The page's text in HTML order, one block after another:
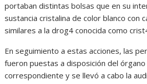
portaban distintas bolsas que en su
sustancia cristalina de color blanco con
similares a la drog4 conocida como
En seguimiento a estas acciones, las
fueron puestas a disposición del órgano
correspondiente y se llevó a cabo la